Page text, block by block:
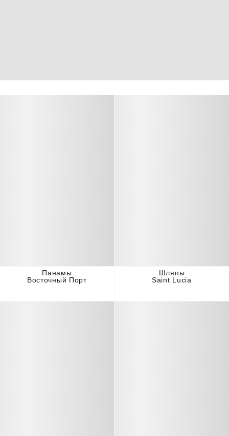
Панамы
Восточный Порт
Шляпы
Saint Lucia